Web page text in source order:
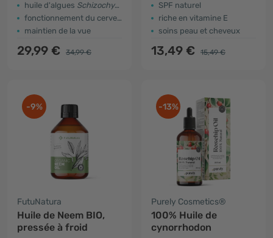
huile d'algues Schizochytrium sp.
fonctionnement du cerveau
maintien de la vue
29,99 € 34,99 €
SPF naturel
riche en vitamine E
soins peau et cheveux
13,49 € 15,49 €
-9%
FutuNatura
Huile de Neem BIO,
pressée à froid
-13%
Purely Cosmetics®
100% Huile de
cynorrhodon